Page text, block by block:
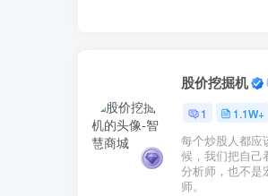
股价挖掘机
1 1.1W+
每个炒股人都应
候，我们把自
分析师，也不是
师。